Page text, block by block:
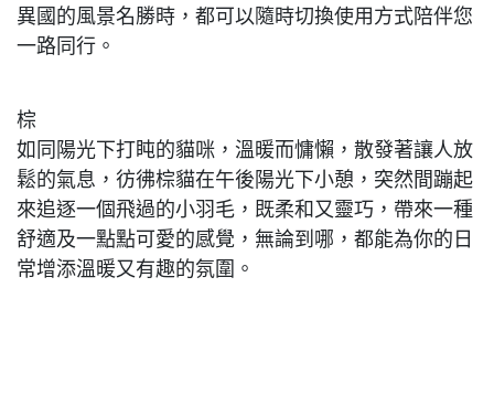
異國的風景名勝時，都可以隨時切換使用方式陪伴您
一路同行。
棕
如同陽光下打盹的貓咪，溫暖而慵懶，散發著讓人放
鬆的氣息，彷彿棕貓在午後陽光下小憩，突然間蹦起
來追逐一個飛過的小羽毛，既柔和又靈巧，帶來一種
舒適及一點點可愛的感覺，無論到哪，都能為你的日
常增添溫暖又有趣的氛圍。